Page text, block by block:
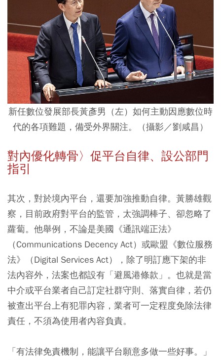
新任數位發展部長黃彥男（左）如何主動因應數位時
代的各項難題，備受外界關注。（攝影／劉咸昌）
對內優化轉骨〉促平台自律、設公部門
指引
其次，對於境內平台，還要加強推動自律。黃勝雄觀
察，目前政府對平台的監管，太強調棒子、卻忽略了
蘿蔔。他舉例，不論是美國《通訊端正法》
（Communications Decency Act）或歐盟《數位服務
法》（Digital Services Act），除了明訂應下架的非
法內容外，法案也都設有「避風港條款」。也就是當
中介或平台業者自己訂定社群守則、落實自律，若仍
被查出平台上有犯罪內容，業者可一定程度免除法律
責任，不須為使用者內容負責。
「有法律免責機制，能讓平台願意多做一些好事。」